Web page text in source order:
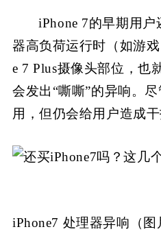
iPhone 7的早期用
器高负荷运行时（如游
e 7 Plus摄像头部位，也
会发出“嘶嘶”的异响。
用，但仍会给用户造成干
iPhone7 处理器异响（图